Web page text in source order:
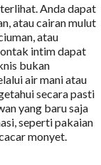
Anda dapat
atau cairan mulut
atau
intim dapat
bukan
air mani atau
secara pasti
yang baru saja
seperti pakaian
monyet.